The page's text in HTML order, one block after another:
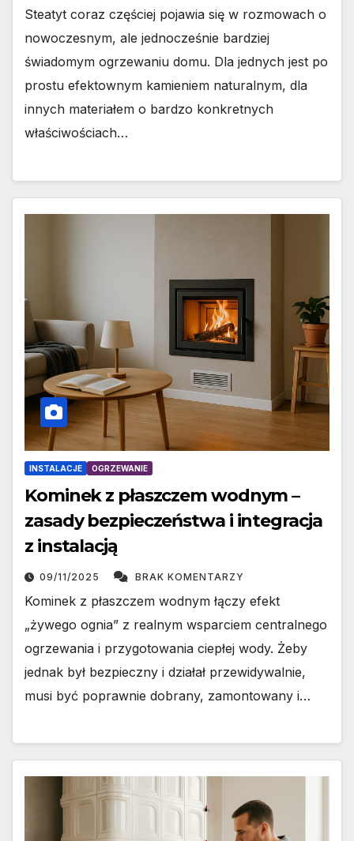
Steatyt coraz częściej pojawia się w rozmowach o
nowoczesnym, ale jednocześnie bardziej
świadomym ogrzewaniu domu. Dla jednych jest po
prostu efektownym kamieniem naturalnym, dla
innych materiałem o bardzo konkretnych
właściwościach…
INSTALACJE OGRZEWANIE
Kominek z płaszczem wodnym –
zasady bezpieczeństwa i integracja
z instalacją
09/11/2025 BRAK KOMENTARZY
Kominek z płaszczem wodnym łączy efekt
„żywego ognia” z realnym wsparciem centralnego
ogrzewania i przygotowania ciepłej wody. Żeby
jednak był bezpieczny i działał przewidywalnie,
musi być poprawnie dobrany, zamontowany i…